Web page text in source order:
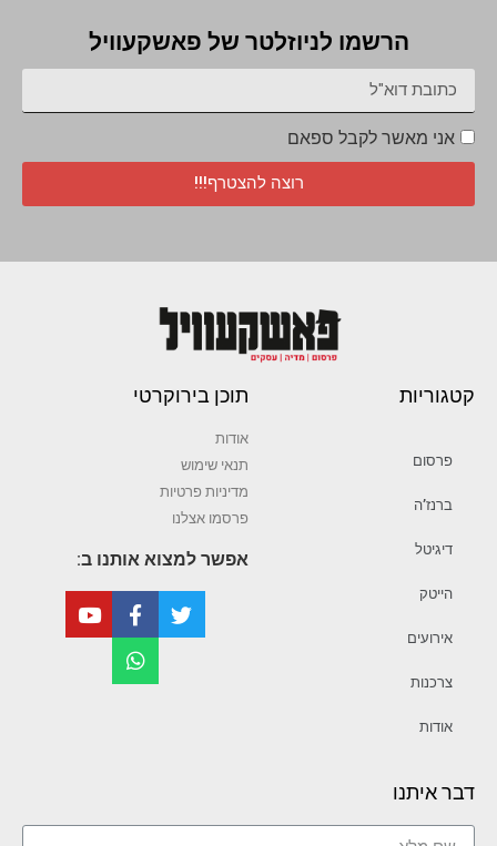
הרשמו לניוזלטר של פאשקעוויל
אני מאשר לקבל ספאם
רוצה להצטרף!!!
קטגוריות
פרסום
ברנז’ה
דיגיטל
הייטק
אירועים
צרכנות
אודות
תוכן בירוקרטי
אודות
תנאי שימוש
מדיניות פרטיות
פרסמו אצלנו
אפשר למצוא אותנו ב:
דבר איתנו